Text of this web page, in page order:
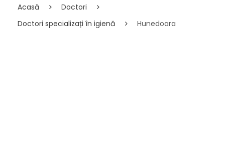
Acasă
Doctori
Doctori specializați în igienă
Hunedoara